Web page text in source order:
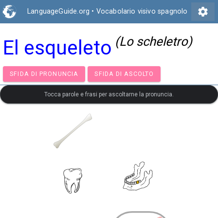
LanguageGuide.org • Vocabolario visivo spagnolo settings
El esqueleto (Lo scheletro)
SFIDA DI PRONUNCIA SFIDA DI ASCOLTO
Tocca parole e frasi per ascoltarne la pronuncia.